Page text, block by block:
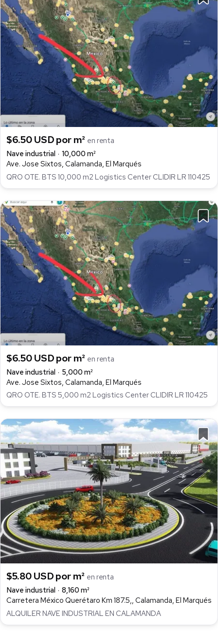
$6.50 USD por m² en renta
Nave industrial
10,000 m²
Ave. Jose Sixtos, Calamanda, El Marqués
QRO OTE. BTS 10,000 m2 Logistics Center CLIDIR LR 110425
$6.50 USD por m² en renta
Nave industrial
5,000 m²
Ave. Jose Sixtos, Calamanda, El Marqués
QRO OTE. BTS 5,000 m2 Logistics Center CLIDIR LR 110425
$5.80 USD por m² en renta
Nave industrial
8,160 m²
Carretera México Querétaro Km 187.5,, Calamanda, El Marqués
ALQUILER NAVE INDUSTRIAL EN CALAMANDA